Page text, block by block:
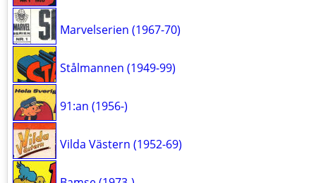
Marvelserien (1967-70)
Stålmannen (1949-99)
91:an (1956-)
Vilda Västern (1952-69)